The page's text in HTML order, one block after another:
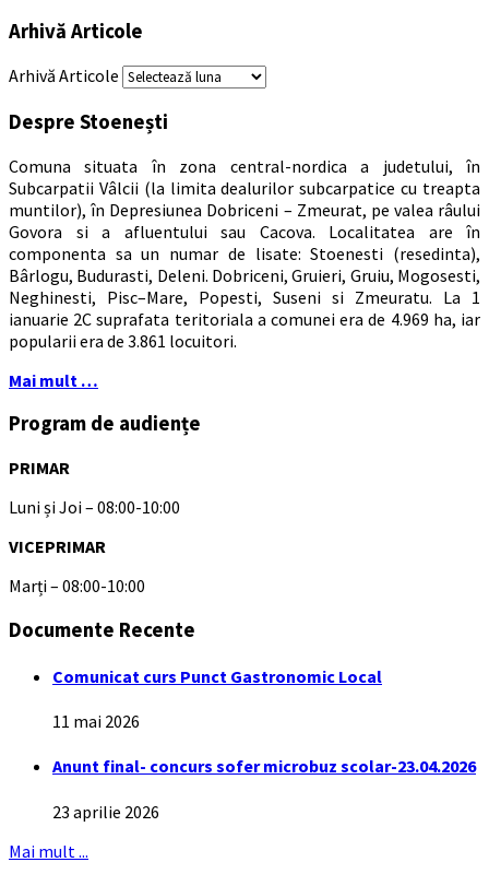
Arhivă Articole
Arhivă Articole
Despre Stoenești
Comuna situata în zona central-nordica a judetului, în
Subcarpatii Vâlcii (la limita dealurilor subcarpatice cu treapta
muntilor), în Depresiunea Dobriceni – Zmeurat, pe valea râului
Govora si a afluentului sau Cacova. Localitatea are în
componenta sa un numar de lisate: Stoenesti (resedinta),
Bârlogu, Budurasti, Deleni. Dobriceni, Gruieri, Gruiu, Mogosesti,
Neghinesti, Pisc–Mare, Popesti, Suseni si Zmeuratu. La 1
ianuarie 2C suprafata teritoriala a comunei era de 4.969 ha, iar
popularii era de 3.861 locuitori.
Mai mult …
Program de audiențe
PRIMAR
Luni și Joi – 08:00-10:00
VICEPRIMAR
Marți – 08:00-10:00
Documente Recente
Comunicat curs Punct Gastronomic Local
11 mai 2026
Anunt final- concurs sofer microbuz scolar-23.04.2026
23 aprilie 2026
Mai mult ...